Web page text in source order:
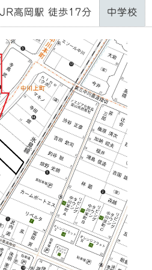
JR高岡駅 徒歩17分 中学校